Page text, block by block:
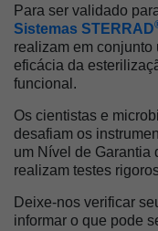
Para ser validado
Sistemas STERRAD
realizam em conjunto
eficácia da
funcional.
Os cientistas e
desafiam os
um Nível de Garantia
realizam testes
Deixe-nos verificar
informar o que pode